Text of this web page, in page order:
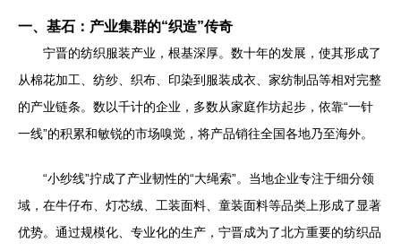
一、基石：产业集群的“织造”传奇
宁晋的纺织服装产业，根基深厚。数十年的发展，使其形成了
从棉花加工、纺纱、织布、印染到服装成衣、家纺制品等相对完整
的产业链条。数以千计的企业，多数从家庭作坊起步，依靠“一针
一线”的积累和敏锐的市场嗅觉，将产品销往全国各地乃至海外。
“小纱线”拧成了产业韧性的“大绳索”。当地企业专注于细分领
域，在牛仔布、灯芯绒、工装面料、童装面料等品类上形成了显著
优势。通过规模化、专业化的生产，宁晋成为了北方重要的纺织品